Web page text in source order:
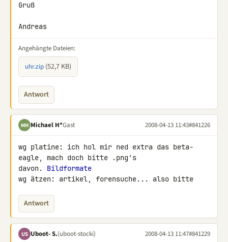
Gruß
Andreas
Angehängte Dateien:
uhr.zip (52,7 KB)
Antwort
MH Michael H*Gast 2008-04-13 11:43#841226
wg platine: ich hol mir ned extra das beta-
eagle, mach doch bitte .png's
davon. Bildformate
wg ätzen: artikel, forensuche... also bitte
Antwort
US Uboot- S.(uboot-stocki) 2008-04-13 11:47#841229